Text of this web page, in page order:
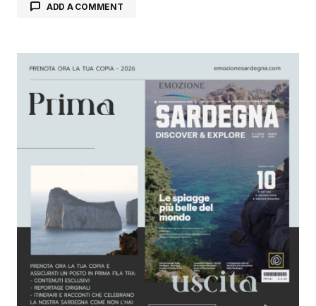
ADD A COMMENT
Il tuo indirizzo email non sarà pubblicato. I
campi obbligatori sono contrassegnati*
Your Name*
Your E-mail
Salva il mio nome, email e sito web in questo
browser per la prossima volta che commento.